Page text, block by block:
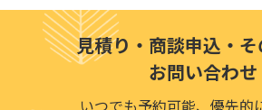
見積り・商談申込・
お問い合わせ